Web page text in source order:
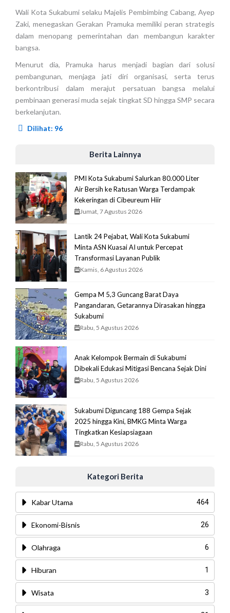
Wali Kota Sukabumi selaku Majelis Pembimbing Cabang, Ayep
Zaki, menegaskan Gerakan Pramuka memiliki peran strategis
dalam menopang pemerintahan dan membangun karakter
bangsa.
Menurut dia, Pramuka harus menjadi bagian dari solusi
pembangunan, menjaga jati diri organisasi, serta terus
berkontribusi dalam merajut persatuan bangsa melalui
pembinaan generasi muda sejak tingkat SD hingga SMP secara
berkelanjutan.
Dilihat: 96
Berita Lainnya
PMI Kota Sukabumi Salurkan 80.000 Liter
Air Bersih ke Ratusan Warga Terdampak
Kekeringan di Cibeureum Hiir
Jumat, 7 Agustus 2026
Lantik 24 Pejabat, Wali Kota Sukabumi
Minta ASN Kuasai AI untuk Percepat
Transformasi Layanan Publik
Kamis, 6 Agustus 2026
Gempa M 5,3 Guncang Barat Daya
Pangandaran, Getarannya Dirasakan hingga
Sukabumi
Rabu, 5 Agustus 2026
Anak Kelompok Bermain di Sukabumi
Dibekali Edukasi Mitigasi Bencana Sejak Dini
Rabu, 5 Agustus 2026
Sukabumi Diguncang 188 Gempa Sejak
2025 hingga Kini, BMKG Minta Warga
Tingkatkan Kesiapsiagaan
Rabu, 5 Agustus 2026
Kategori Berita
Kabar Utama 464
Ekonomi-Bisnis 26
Olahraga 6
Hiburan 1
Wisata 3